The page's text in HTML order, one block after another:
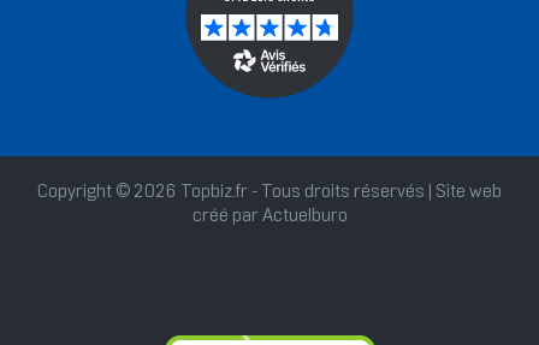
Copyright © 2026 Topbiz.fr - Tous droits réservés | Site web
créé par Actuelburo